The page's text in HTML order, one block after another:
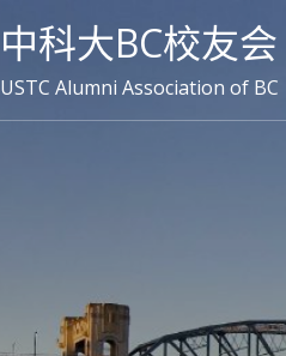
中科大BC校友会
USTC Alumni Association of BC